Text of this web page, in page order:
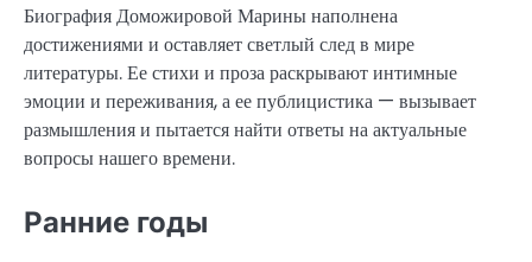
Биография Доможировой Марины наполнена
достижениями и оставляет светлый след в мире
литературы. Ее стихи и проза раскрывают интимные
эмоции и переживания, а ее публицистика — вызывает
размышления и пытается найти ответы на актуальные
вопросы нашего времени.
Ранние годы